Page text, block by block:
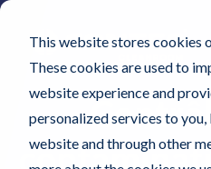
This website stores cookies
These cookies are used to
website experience and
personalized services to
website and through other